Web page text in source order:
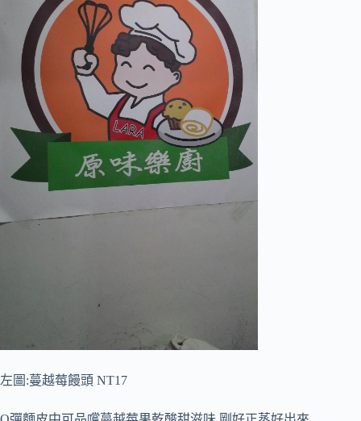
左圖:蔓越莓饅頭 NT17